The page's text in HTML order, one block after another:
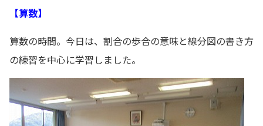
【算数】
算数の時間。今日は、割合の歩合の意味と線分図の書き方
の練習を中心に学習しました。